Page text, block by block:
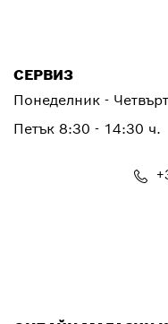
СЕРВИЗ
Понеделник -
Петък 8:30 - 14:30 ч.